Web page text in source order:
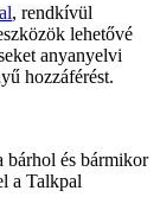
, rendkívül
lehetővé
anyanyelvi
hozzáférést.
bárhol és bármikor
a Talkpal